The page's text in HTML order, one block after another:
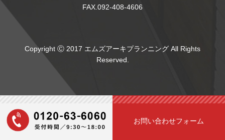
お問い合わせフォーム
FAX.092-408-4606
Copyright Ⓒ 2017 エムズアーキプランニング All Rights
Reserved.